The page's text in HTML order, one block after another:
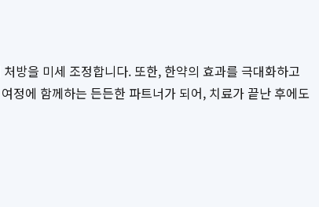
방을 미세 조정합니다. 또한, 한약의 효과를 극대화하고
정에 함께하는 든든한 파트너가 되어, 치료가 끝난 후에도